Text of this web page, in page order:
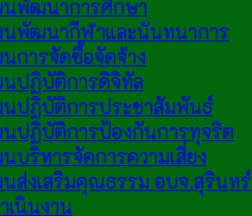
นพัฒนาการศึกษา
นพัฒนากีฬาและนันทนาการ
การจัดซื้อจัดจ้าง
นปฏิบัติการดิจิทัล
นปฏิบัติการประชาสัมพันธ์
นปฏิบัติการป้องกันการทุจริต
บริหารจัดการความเสี่ยง
นส่งเสริมคุณธรรม อบจ.สุรินทร์
เนินงาน